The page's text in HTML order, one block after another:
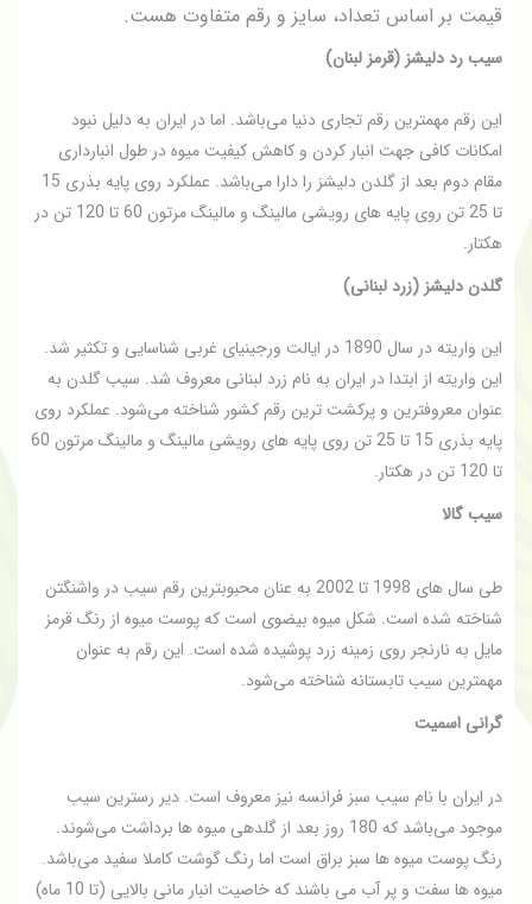
قیمت بر اساس تعداد، سایز و رقم متفاوت هست.
سیب رد دلیشز (قرمز لبنان(
این رقم مهمترین رقم تجاری دنیا می‌باشد. اما در ایران به دلیل نبود
امکانات کافی جهت انبار کردن و کاهش کیفیت میوه در طول انبارداری
مقام دوم بعد از گلدن دلیشز را دارا می‌باشد. عملکرد روی پایه بذری 15
تا 25 تن روی پایه های رویشی مالینگ و مالینگ مرتون 60 تا 120 تن در
هکتار.
گلدن دلیشز (زرد لبنانی(
این واریته در سال 1890 در ایالت ورجینیای غربی شناسایی و تکثیر شد.
این واریته از ابتدا در ایران به نام زرد لبنانی معروف شد. سیب گلدن به
عنوان معروفترین و پرکشت ترین رقم کشور شناخته می‌شود. عملکرد روی
پایه بذری 15 تا 25 تن روی پایه های رویشی مالینگ و مالینگ مرتون 60
تا 120 تن در هکتار
.
سیب گالا
طی سال های 1998 تا 2002 به عنان محبوبترین رقم سیب در واشنگتن
شناخته شده است. شکل میوه بیضوی است که پوست میوه از رنگ قرمز
مایل به نارنجر روی زمینه زرد پوشیده شده است. این رقم به عنوان
مهمترین سیب تابستانه شناخته می‌شود.
گرانی اسمیت
در ایران با نام سیب سبز فرانسه نیز معروف است. دیر رسترین سیب
موجود می‌باشد که 180 روز بعد از گلدهی میوه ها برداشت می‌شوند.
رنگ پوست میوه ها سبز براق است اما رنگ گوشت کاملا سفید می‌باشد.
میوه ها سفت و پر آب می باشند که خاصیت انبار مانی بالایی (تا 10 ماه)